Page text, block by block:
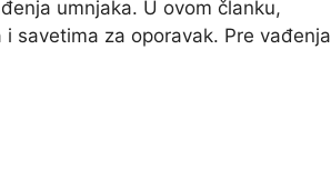
umnjaka. U ovom članku,
savetima za oporavak. Pre vađenja